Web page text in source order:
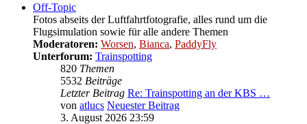
Off-Topic
Fotos abseits der Luftfahrtfotografie, alles rund um die
Flugsimulation sowie für alle andere Themen
Moderatoren: Worsen, Bianca, PaddyFly
Unterforum: Trainspotting
820 Themen
5532 Beiträge
Letzter Beitrag Re: Trainspotting an der KBS …
von atlucs Neuester Beitrag
3. August 2026 23:59